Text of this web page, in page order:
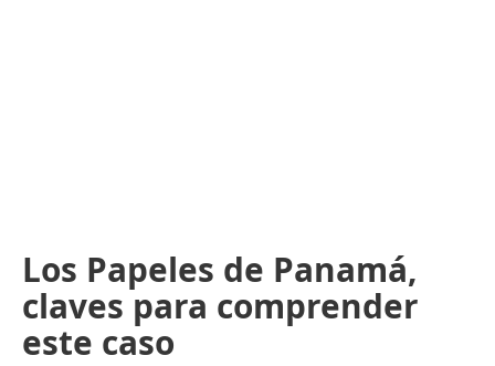
Los Papeles de Panamá,
claves para comprender
este caso